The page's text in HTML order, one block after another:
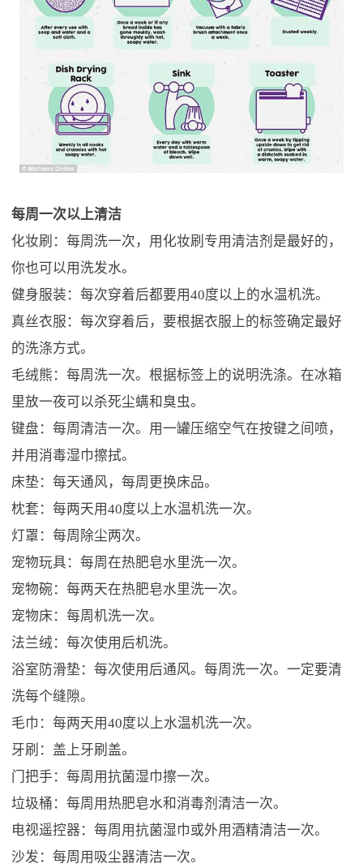
每周一次以上清洁
化妆刷：每周洗一次，用化妆刷专用清洁剂是最好的，
你也可以用洗发水。
健身服装：每次穿着后都要用40度以上的水温机洗。
真丝衣服：每次穿着后，要根据衣服上的标签确定最好
的洗涤方式。
毛绒熊：每周洗一次。根据标签上的说明洗涤。在冰箱
里放一夜可以杀死尘螨和臭虫。
键盘：每周清洁一次。用一罐压缩空气在按键之间喷，
并用消毒湿巾擦拭。
床垫：每天通风，每周更换床品。
枕套：每两天用40度以上水温机洗一次。
灯罩：每周除尘两次。
宠物玩具：每周在热肥皂水里洗一次。
宠物碗：每两天在热肥皂水里洗一次。
宠物床：每周机洗一次。
法兰绒：每次使用后机洗。
浴室防滑垫：每次使用后通风。每周洗一次。一定要清
洗每个缝隙。
毛巾：每两天用40度以上水温机洗一次。
牙刷：盖上牙刷盖。
门把手：每周用抗菌湿巾擦一次。
垃圾桶：每周用热肥皂水和消毒剂清洁一次。
电视遥控器：每周用抗菌湿巾或外用酒精清洁一次。
沙发：每周用吸尘器清洁一次。